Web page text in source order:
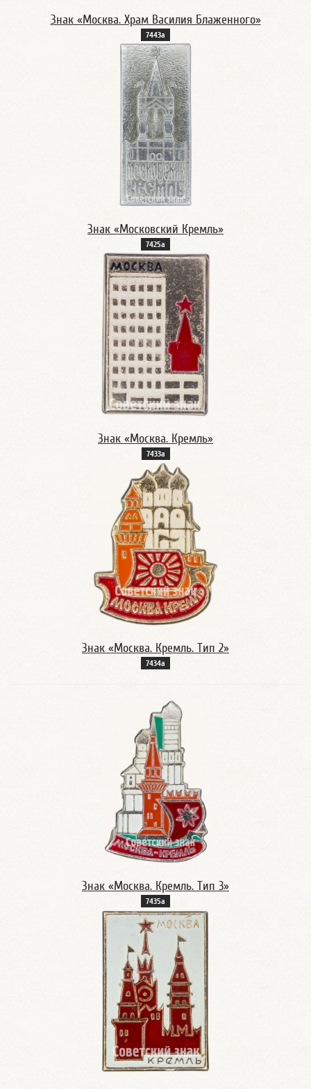
Знак «Москва. Храм Василия Блаженного»
7443а
Знак «Московский Кремль»
7425а
Знак «Москва. Кремль»
7433а
Знак «Москва. Кремль. Тип 2»
7434а
Знак «Москва. Кремль. Тип 3»
7435а